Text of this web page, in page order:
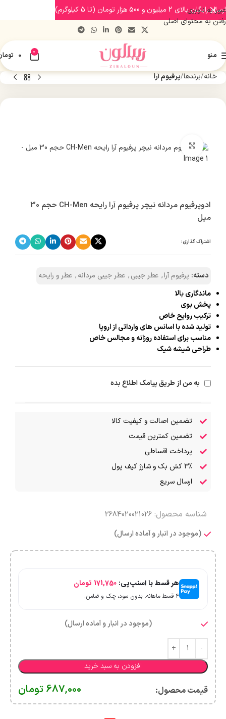
عبور به ناوبری
رفتن به محتوای اصلی
منو 0
0
خانه برندها پرفیوم آرا
بزرگنمایی تصویر
ادوپرفیوم مردانه نیچر پرفیوم آرا رایحه CH-Men حجم 30
میل
اشتراک گذاری:
دسته: پرفیوم آرا, عطر جیبی, عطر جیبی مردانه, عطر و رایحه
ماندگاری بالا
پخش بوی
ترکیب روایح خاص
تولید شده با اسانس‌ های وارداتی از اروپا
مناسب برای استفاده روزانه و مجالس خاص
طراحی شیشه شیک
به من از طریق پیامک اطلاع بده
تضمین اصالت و کیفیت کالا
تضمین کمترین قیمت
پرداخت اقساطی
۳٪ کش بک و شارژ کیف پول
ارسال سریع
شناسه محصول: 2684020021026
(موجود در انبار و آماده ارسال)
هر قسط با اسنپ‌پی: 171,750 تومان
۴ قسط ماهانه. بدون سود، چک و ضامن.
(موجود در انبار و آماده ارسال)
افزودن به سبد خرید
قیمت محصول:​ 687,000 تومان
ارسال رایگان بالای 2 میلیون و 500 هزار تومان (تا 5 کیلوگرم)